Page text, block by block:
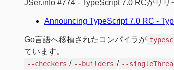
JSer.info #774 - TypeScript 7.0 RCがリリ
Announcing TypeScript 7.0 RC -
Go言語へ移植されたコンパイラが
ています。
--checkers / --builders / --